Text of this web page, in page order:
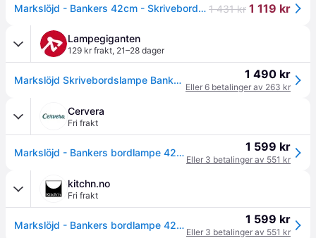
Markslöjd - Bankers 42cm - Skrivebordslampe 1 431 kr 1 119 kr
Lampegiganten
129 kr frakt, 21–28 dager
Markslöjd Skrivebordslampe Bankers, Bronse / messing, Stue / spisestue, Metall, Antikk, Bordlampe skjerm 1 490 kr
Eller 6 betalinger av 263 kr
Cervera
Fri frakt
Markslöjd - Bankers bordlampe 42 cm antikk/grønn 1 599 kr
Eller 3 betalinger av 551 kr
kitchn.no
Fri frakt
Markslöjd - Bankers bordlampe 42 cm antikk/grønn 1 599 kr
Eller 3 betalinger av 551 kr